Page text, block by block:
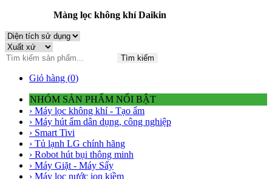
Màng lọc không khí Daikin
Tìm kiếm
Giỏ hàng (0)
NHÓM SẢN PHẨM NỔI BẬT
› Máy lọc không khí - Tạo ẩm
› Máy hút ẩm dân dụng, công nghiệp
› Smart Tivi
› Tủ lạnh LG chính hãng
› Robot hút bụi thông minh
› Máy Giặt - Máy Sấy
› Máy lọc nước ion kiềm